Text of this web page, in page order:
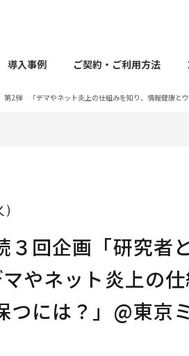
導入事例 ご契約・ご利用方法
2弾 「デマやネット炎上の仕組みを知り、情報健康と
３回企画「研究者
やネット炎上の仕
つには？」@東京